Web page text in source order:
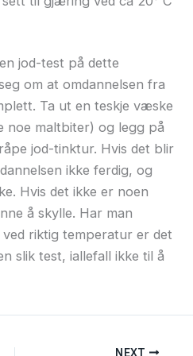
jod-test på dette
om at omdannelsen fra
Ta ut en teskje væske
noe maltbiter) og legg på
jod-tinktur. Hvis det blir
ikke ferdig, og
Hvis det ikke er noen
å skylle. Har man
ved riktig temperatur er det
slik test, iallefall ikke til å
NEXT